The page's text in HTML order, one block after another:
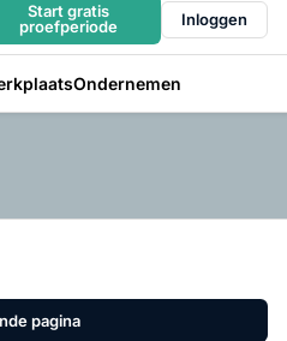
Start gratis
proefperiode
Inloggen
Ondernemen
pagina